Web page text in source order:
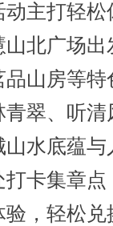
打轻松
山北广场出
山房等特
青翠、听清
山水底蕴与
卡集章点
，轻松兑